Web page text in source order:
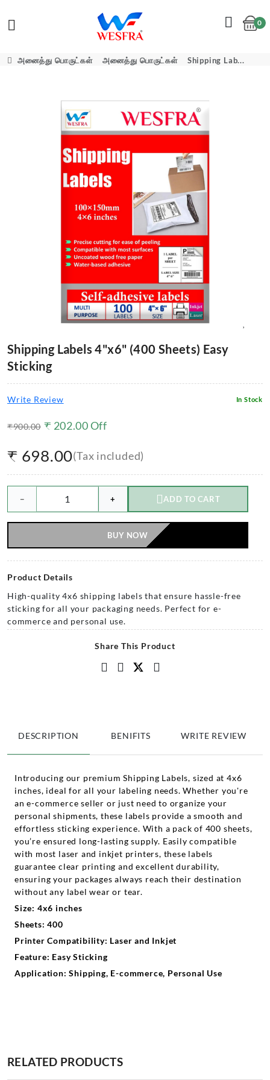
0
அனைத்து பொருட்கள் அனைத்து பொருட்கள் Shipping Lab...
Shipping Labels 4"x6" (400 Sheets) Easy
Sticking
Write Review In Stock
₹900.00 ₹ 202.00Off
₹ 698.00(Tax included)
− + ADD TO CART
BUY NOW
Product Details
High-quality 4x6 shipping labels that ensure hassle-free
sticking for all your packaging needs. Perfect for e-
commerce and personal use.
Share This Product
DESCRIPTION BENIFITS WRITE REVIEW
Introducing our premium Shipping Labels, sized at 4x6
inches, ideal for all your labeling needs. Whether you're
an e-commerce seller or just need to organize your
personal shipments, these labels provide a smooth and
effortless sticking experience. With a pack of 400 sheets,
you’re ensured long-lasting supply. Easily compatible
with most laser and inkjet printers, these labels
guarantee clear printing and excellent durability,
ensuring your packages always reach their destination
without any label wear or tear.
Size: 4x6 inches
Sheets: 400
Printer Compatibility: Laser and Inkjet
Feature: Easy Sticking
Application: Shipping, E-commerce, Personal Use
RELATED PRODUCTS